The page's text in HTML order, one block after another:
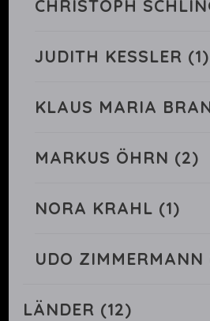
CHRISTOPH
JUDITH KESSLER (1)
KLAUS MARIA
MARKUS ÖHRN (2)
NORA KRAHL (1)
UDO ZIMMERMANN
LÄNDER (12)